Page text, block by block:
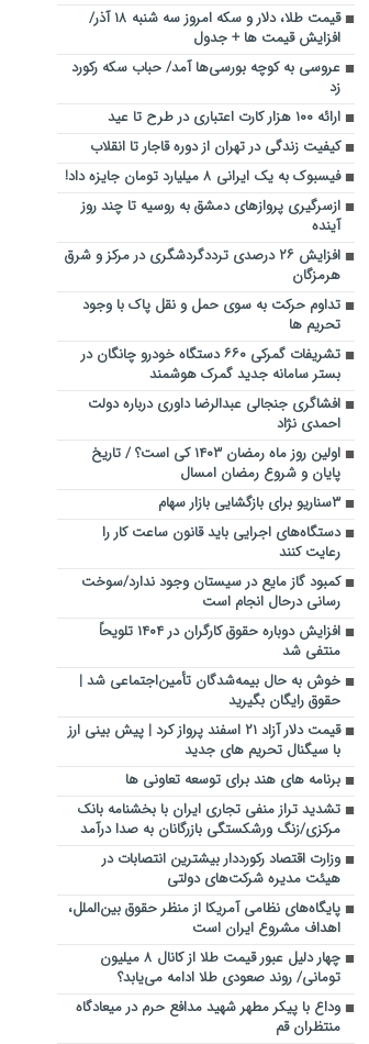
قیمت طلا، دلار و سکه امروز سه شنبه ۱۸ آذر/
افزایش قیمت ها + جدول
عروسی به کوچه بورسی‌ها آمد/ حباب سکه رکورد
زد
ارائه ۱۰۰ هزار کارت اعتباری در طرح تا عید
کیفیت زندگی در تهران از دوره قاجار تا انقلاب
فیسبوک به یک ایرانی ۸ میلیارد تومان جایزه داد!
ازسرگیری پروازهای دمشق به روسیه تا چند روز
آینده
افزایش ۲۶ درصدی ترددگردشگری در مرکز و شرق
هرمزگان
تداوم حرکت به سوی حمل و نقل پاک با وجود
تحریم ها
تشریفات گمرکی ۶۶۰ دستگاه خودرو چانگان در
بستر سامانه جدید گمرک هوشمند
افشاگری جنجالی عبدالرضا داوری درباره دولت
احمدی نژاد
اولین روز ماه رمضان ۱۴۰۳ کی است؟ / تاریخ
پایان و شروع رمضان امسال
۳سناریو برای بازگشایی بازار سهام
دستگاه‌های اجرایی باید قانون ساعت کار را
رعایت کنند
کمبود گاز مایع در سیستان وجود ندارد/سوخت
رسانی درحال انجام است
افزایش دوباره حقوق کارگران در ۱۴۰۴ تلویحاً
منتفی شد
خوش به حال بیمه‌شدگان تأمین‌اجتماعی شد |
حقوق رایگان بگیرید
قیمت دلار آزاد ۲۱ اسفند پرواز کرد | پیش بینی ارز
با سیگنال تحریم های جدید
برنامه های هند برای توسعه تعاونی ها
تشدید تراز منفی تجاری ایران با بخشنامه بانک
مرکزی/زنگ ورشکستگی بازرگانان به صدا درآمد
وزارت اقتصاد رکورددار بیشترین انتصابات در
هیئت مدیره شرکت‌های دولتی
پایگاه‌های نظامی آمریکا از منظر حقوق بین‌الملل،
اهداف مشروع ایران است
چهار دلیل عبور قیمت طلا از کانال ۸ میلیون
تومانی/ روند صعودی طلا ادامه می‌یابد؟
وداع با پیکر مطهر شهید مدافع حرم در میعادگاه
منتظران قم